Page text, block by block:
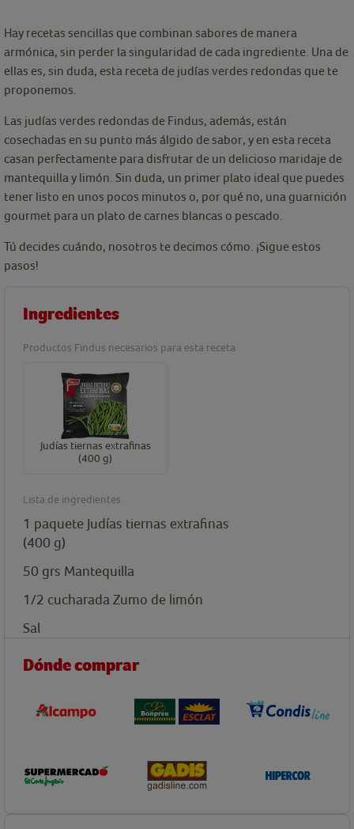
Hay recetas sencillas que combinan sabores de manera
armónica, sin perder la singularidad de cada ingrediente. Una de
ellas es, sin duda, esta receta de judías verdes redondas que te
proponemos.
Las judías verdes redondas de Findus, además, están
cosechadas en su punto más álgido de sabor, y en esta receta
casan perfectamente para disfrutar de un delicioso maridaje de
mantequilla y limón. Sin duda, un primer plato ideal que puedes
tener listo en unos pocos minutos o, por qué no, una guarnición
gourmet para un plato de carnes blancas o pescado.
Tú decides cuándo, nosotros te decimos cómo. ¡Sigue estos
pasos!
Ingredientes
Productos Findus necesarios para esta receta
Judías tiernas extrafinas
(400 g)
Lista de ingredientes
1 paquete Judías tiernas extrafinas
(400 g)
50 grs Mantequilla
1/2 cucharada Zumo de limón
Sal
Dónde comprar